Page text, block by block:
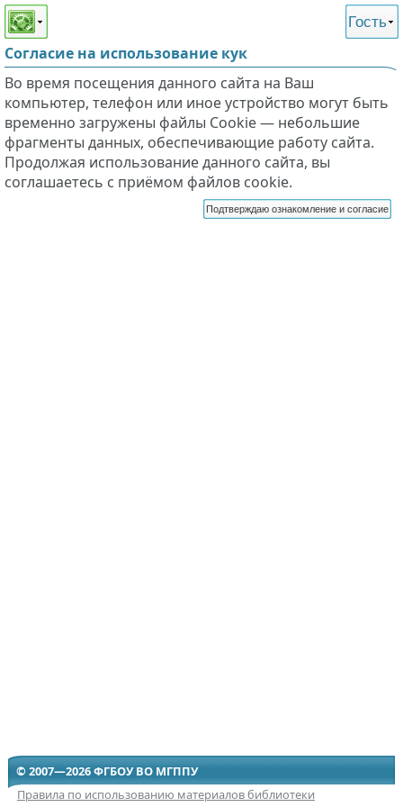
Этот сайт поддерживает
слабовидящих
Гость
Согласие на использование кук
Во время посещения данного сайта на Ваш
компьютер, телефон или иное устройство могут быть
временно загружены файлы Cookie — небольшие
фрагменты данных, обеспечивающие работу сайта.
Продолжая использование данного сайта, вы
соглашаетесь с приёмом файлов cookie.
Подтверждаю ознакомление и согласие
© 2007—2026 ФГБОУ ВО МГППУ
Правила по использованию материалов библиотеки